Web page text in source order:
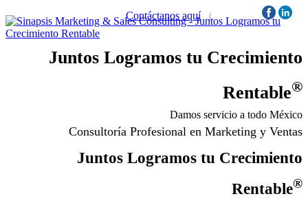
Contáctanos aquí | Síguenos:
Juntos Logramos tu Crecimiento
Rentable®
Damos servicio a todo México
Consultoría Profesional en Marketing y Ventas
Juntos Logramos tu Crecimiento
Rentable®